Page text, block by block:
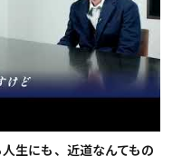
生にも、近道なんてもの